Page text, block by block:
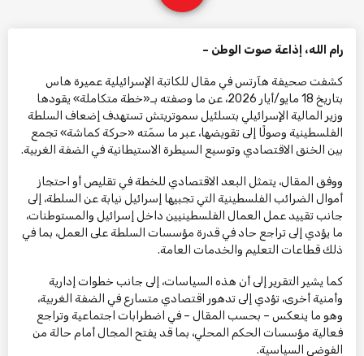
رام الله، إذاعة صوت الوطن –
كشفت صحيفة هآرتس في مقال للكاتبة الإسرائيلية عميرة هاس
بتاريخ 18 مايو/أيار 2026، عن ما وصفته بـ«خطة متكاملة» يقودها
وزير المالية الإسرائيلي بتسلئيل سموتريتش تستهدف إضعاف السلطة
الفلسطينية وصولًا إلى تقويضها، عبر ما سمّته «حركة كماشة» تجمع
بين الخنق الاقتصادي وتوسيع السيطرة الاستيطانية في الضفة الغربية.
ووفق المقال، يتمثل البعد الاقتصادي للخطة في تقليص أو احتجاز
أموال الضرائب الفلسطينية التي تجبيها إسرائيل نيابة عن السلطة، إلى
جانب تقييد عمل العمال الفلسطينيين داخل إسرائيل والمستوطنات،
ما يؤدي إلى تراجع حاد في قدرة مؤسسات السلطة على العمل، بما في
ذلك قطاعات التعليم والخدمات العامة.
كما يشير التقرير إلى أن هذه السياسات، إلى جانب خطوات إدارية
وأمنية أخرى، تؤدي إلى تدهور اقتصادي متسارع في الضفة الغربية،
وهو ما ينعكس – بحسب المقال – في اضطرابات اجتماعية وتراجع
فعالية مؤسسات الحكم المحلي، بما قد يفتح المجال أمام حالة من
الفوضى السياسية.